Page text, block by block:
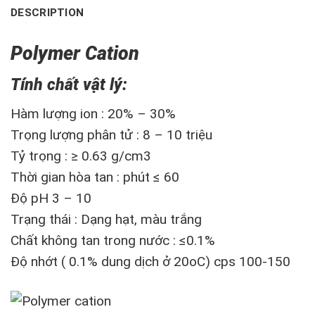
DESCRIPTION
Polymer Cation
Tính chất vật lý:
Hàm lượng ion : 20% – 30%
Trọng lượng phân tử : 8 – 10 triệu
Tỷ trọng : ≥ 0.63 g/cm3
Thời gian hòa tan : phút ≤ 60
Độ pH 3 – 10
Trạng thái : Dạng hạt, màu trắng
Chất không tan trong nước : ≤0.1%
Độ nhớt ( 0.1% dung dịch ở 20oC) cps 100-150